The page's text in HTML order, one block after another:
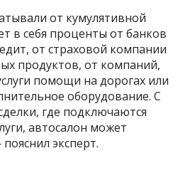
от кумулятивной
в себя проценты от банков
от страховой компании
продуктов, от компаний,
помощи на дорогах или
оборудование. С
где подключаются
автосалон может
эксперт.